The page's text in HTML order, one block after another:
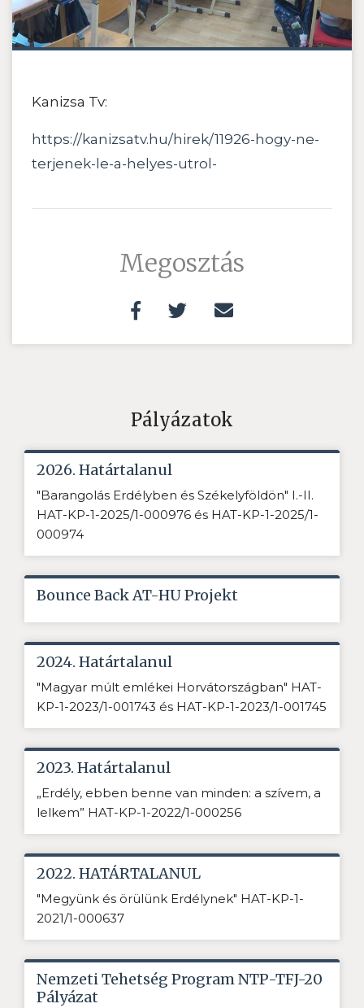
Kanizsa Tv:
https://kanizsatv.hu/hirek/11926-hogy-ne-
terjenek-le-a-helyes-utrol-
Megosztás
Pályázatok
2026. Határtalanul
"Barangolás Erdélyben és Székelyföldön" I.-II.
HAT-KP-1-2025/1-000976 és HAT-KP-1-2025/1-
000974
Bounce Back AT-HU Projekt
2024. Határtalanul
"Magyar múlt emlékei Horvátországban" HAT-
KP-1-2023/1-001743 és HAT-KP-1-2023/1-001745
2023. Határtalanul
„Erdély, ebben benne van minden: a szívem, a
lelkem” HAT-KP-1-2022/1-000256
2022. HATÁRTALANUL
"Megyünk és örülünk Erdélynek" HAT-KP-1-
2021/1-000637
Nemzeti Tehetség Program NTP-TFJ-20
Pályázat